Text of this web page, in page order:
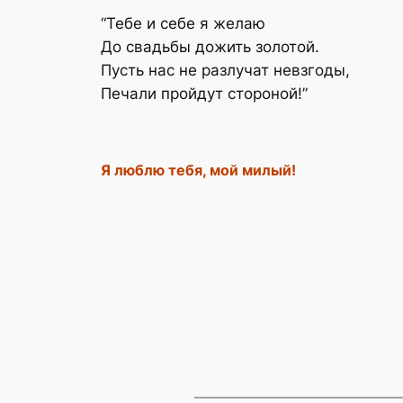
“Тебе и себе я желаю
До свадьбы дожить золотой.
Пусть нас не разлучат невзгоды,
Печали пройдут стороной!”
Я люблю тебя, мой милый!